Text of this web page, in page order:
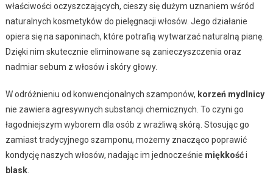
właściwości oczyszczających, cieszy się dużym uznaniem wśród
naturalnych kosmetyków do pielęgnacji włosów. Jego działanie
opiera się na saponinach, które potrafią wytwarzać naturalną pianę.
Dzięki nim skutecznie eliminowane są zanieczyszczenia oraz
nadmiar sebum z włosów i skóry głowy.
W odróżnieniu od konwencjonalnych szamponów, korzeń mydlnicy
nie zawiera agresywnych substancji chemicznych. To czyni go
łagodniejszym wyborem dla osób z wrażliwą skórą. Stosując go
zamiast tradycyjnego szamponu, możemy znacząco poprawić
kondycję naszych włosów, nadając im jednocześnie miękkośći
blask.